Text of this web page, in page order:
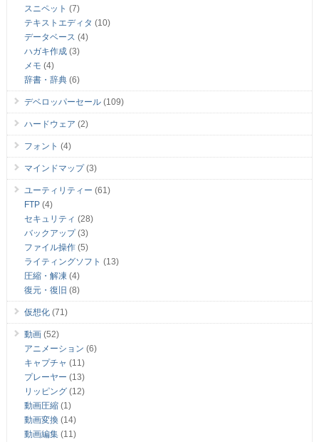
スニペット (7)
テキストエディタ (10)
データベース (4)
ハガキ作成(3)
メモ (4)
辞書・辞典(6)
デベロッパーセール(109)
ハードウェア (2)
フォント (4)
マインドマップ(3)
ユーティリティー (61)
FTP(4)
セキュリティ (28)
バックアップ(3)
ファイル操作(5)
ライティングソフト (13)
圧縮・解凍 (4)
復元・復旧 (8)
仮想化(71)
動画(52)
アニメーション (6)
キャプチャ (11)
プレーヤー (13)
リッピング(12)
動画圧縮(1)
動画変換 (14)
動画編集(11)